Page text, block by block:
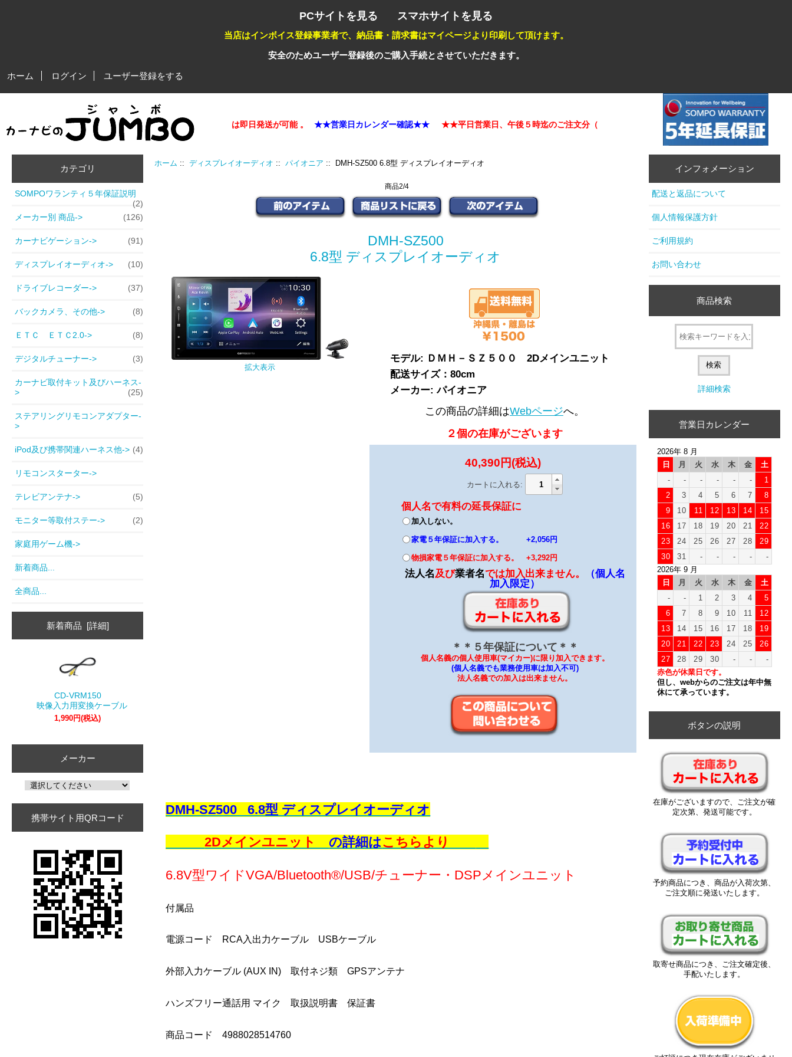
PCサイトを見る スマホサイトを見る
当店はインボイス登録事業者で、納品書・請求書はマイページより印刷して頂けます。
安全のためユーザー登録後のご購入手続とさせていただきます。
ホーム ログイン ユーザー登録をする
★★平日営業日、午後５時迄のご注文分（在庫商品）は即日発送が可能 。 ★★営業日カレンダー確認★★ ★★平日営業日、午後５時迄のご注文分（在庫商品）は即日発送が可能 。 ★★営業日カレンダ
カテゴリ
SOMPOワランティ５年保証説明
(2)
メーカー別 商品->
(126)
カーナビゲーション-> (91)
ディスプレイオーディオ-> (10)
ドライブレコーダー-> (37)
バックカメラ、その他-> (8)
ＥＴＣ ＥＴＣ2.0-> (8)
デジタルチューナー-> (3)
カーナビ取付キット及びハーネス-
>
(25)
ステアリングリモコンアダプター-
>
iPod及び携帯関連ハーネス他-> (4)
リモコンスターター->
テレビアンテナ-> (5)
モニター等取付ステー-> (2)
家庭用ゲーム機->
新着商品...
全商品...
新着商品 [詳細]
CD-VRM150
映像入力用変換ケーブル
1,990円(税込)
メーカー
携帯サイト用QRコード
ホーム ::ディスプレイオーディオ ::パイオニア :: DMH-SZ500 6.8型 ディスプレイオーディオ
商品2/4
DMH-SZ500
6.8型 ディスプレイオーディオ
拡大表示
モデル: ＤＭＨ－ＳＺ５００ 2Dメインユニット
配送サイズ：80cm
メーカー: パイオニア
この商品の詳細はWebページへ。
２個の在庫がございます
40,390円(税込)
カートに入れる:
個人名で有料の延長保証に
加入しない。
家電５年保証に加入する。 +2,056円
物損家電５年保証に加入する。 +3,292円
法人名及び業者名では加入出来ません。
（個人名
加入限定）
＊＊５年保証について＊＊
個人名義の個人使用車(マイカー)に限り加入できます。
(個人名義でも業務使用車は加入不可)
法人名義での加入は出来ません。
DMH-SZ500 6.8型 ディスプレイオーディオ
2Dメインユニットの詳細はこちらより
6.8V型ワイドVGA/Bluetooth®/USB/チューナー・DSPメインユニット
付属品
電源コード RCA入出力ケーブル USBケーブル
外部入力ケーブル (AUX IN) 取付ネジ類 GPSアンテナ
ハンズフリー通話用 マイク 取扱説明書 保証書
商品コード 4988028514760
インフォメーション
配送と返品について
個人情報保護方針
ご利用規約
お問い合わせ
商品検索
詳細検索
営業日カレンダー
2026年 8 月
日
月 火 水 木 金
土
-
- - - - -
1
2
3 4 5 6 7
8
9
10 11 12 13 14
15
16
17 18 19 20 21
22
23
24 25 26 27 28
29
30
31 - - - -
-
2026年 9 月
日
月 火 水 木 金
土
-
- 1 2 3 4
5
6
7 8 9 10 11
12
13
14 15 16 17 18
19
20
21 22 23 24 25
26
27
28 29 30 - -
-
赤色が休業日です。
但し、webからのご注文は年中無
休にて承っています。
ボタンの説明
在庫がございますので、ご注文が確
定次第、発送可能です。
予約商品につき、商品が入荷次第、
ご注文順に発送いたします。
取寄せ商品につき、ご注文確定後、
手配いたします。